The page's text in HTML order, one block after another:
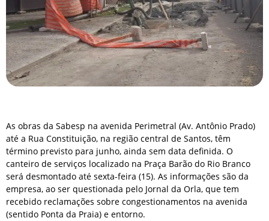
As obras da Sabesp na avenida Perimetral (Av. Antônio Prado)
até a Rua Constituição, na região central de Santos, têm
término previsto para junho, ainda sem data definida. O
canteiro de serviços localizado na Praça Barão do Rio Branco
será desmontado até sexta-feira (15). As informações são da
empresa, ao ser questionada pelo Jornal da Orla, que tem
recebido reclamações sobre congestionamentos na avenida
(sentido Ponta da Praia) e entorno.